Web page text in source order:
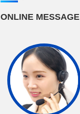
ONLINE MESSAGE